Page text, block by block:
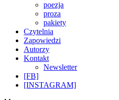
poezja
proza
pakiety
Czytelnia
Zapowiedzi
Autorzy
Kontakt
Newsletter
[FB]
[INSTAGRAM]